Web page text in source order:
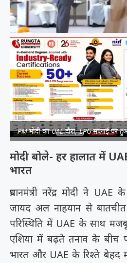
PM मोदी का UAE दौरा, LPG सप्लाई पर
मोदी बोले- हर हालात में
भारत
प्रधानमंत्री नरेंद्र मोदी ने UAE
जायद अल नाहयान से
परिस्थिति में UAE के साथ
एशिया में बढ़ते तनाव के बीच
भारत और UAE के रिश्ते बेहद